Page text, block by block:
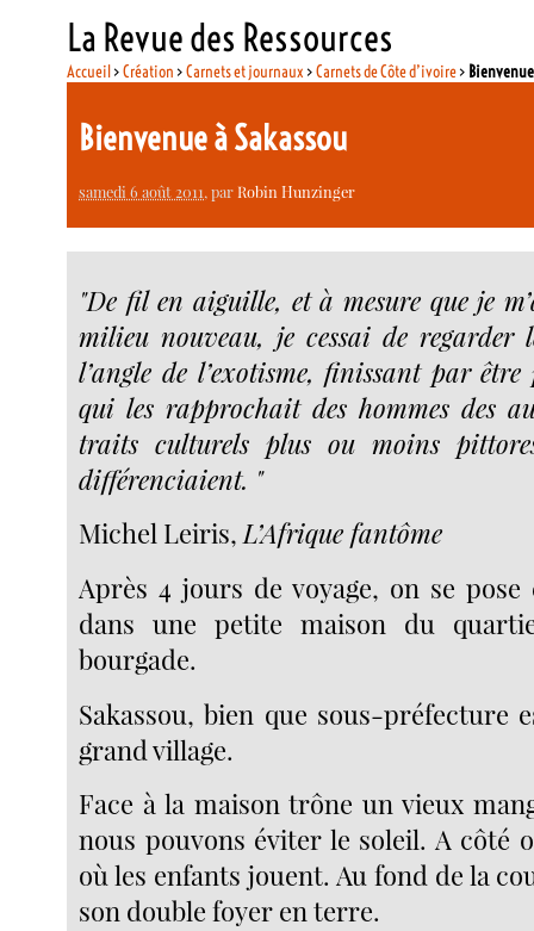
La Revue des Ressources
Accueil>Création >Carnets et journaux >Carnets de Côte d’ivoire>
Bienvenue à Sakassou
samedi 6 août 2011, parRobin Hunzinger
"De fil en aiguille, et à mesure que je
milieu nouveau, je cessai de regarder
l’angle de l’exotisme, finissant par
qui les rapprochait des hommes des
traits culturels plus ou moins
différenciaient. "
Michel Leiris,L’Afrique fantôme
Après 4 jours de voyage, on se
dans une petite maison du
bourgade.
Sakassou, bien que sous-préfecture
grand village.
Face à la maison trône un vieux
nous pouvons éviter le soleil. A côté
où les enfants jouent. Au fond de la
son double foyer en terre.